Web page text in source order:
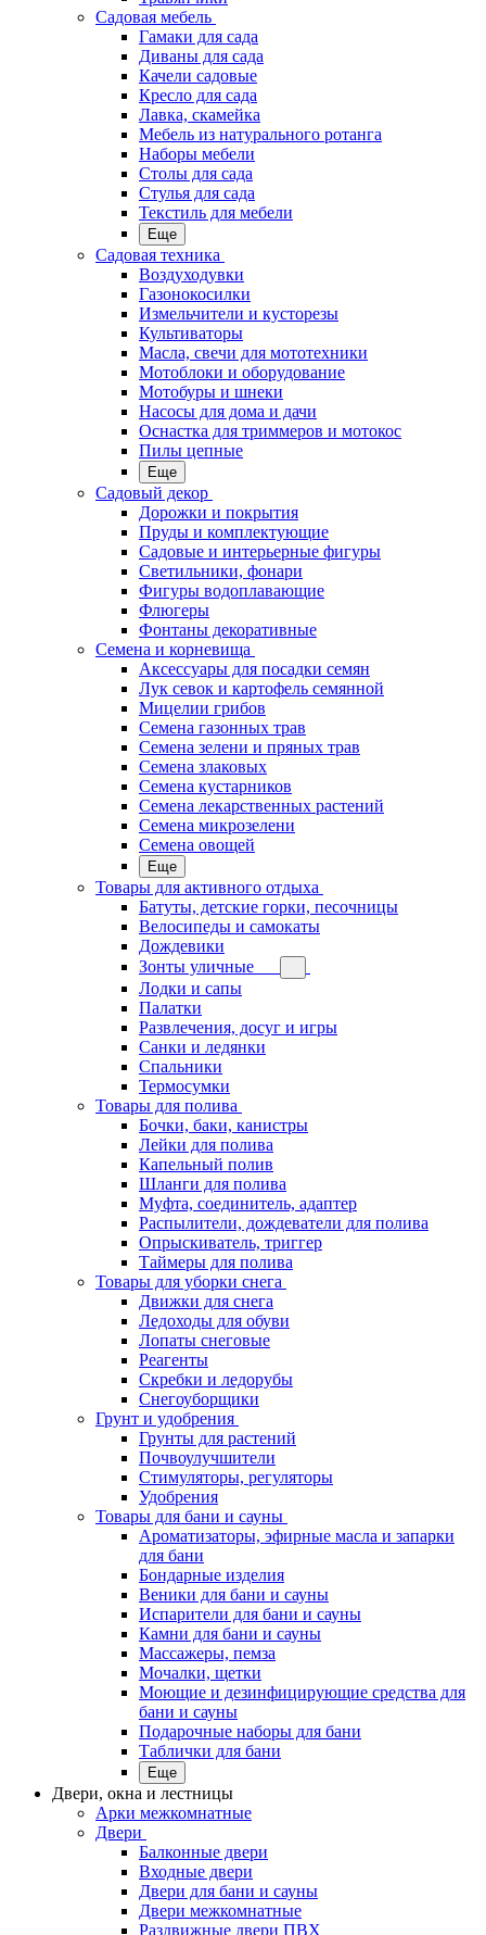
Садовая мебель
Гамаки для сада
Диваны для сада
Качели садовые
Кресло для сада
Лавка, скамейка
Мебель из натурального ротанга
Наборы мебели
Столы для сада
Стулья для сада
Текстиль для мебели
Еще
Садовая техника
Воздуходувки
Газонокосилки
Измельчители и кусторезы
Культиваторы
Масла, свечи для мототехники
Мотоблоки и оборудование
Мотобуры и шнеки
Насосы для дома и дачи
Оснастка для триммеров и мотокос
Пилы цепные
Еще
Садовый декор
Дорожки и покрытия
Пруды и комплектующие
Садовые и интерьерные фигуры
Светильники, фонари
Фигуры водоплавающие
Флюгеры
Фонтаны декоративные
Семена и корневища
Аксессуары для посадки семян
Лук севок и картофель семянной
Мицелии грибов
Семена газонных трав
Семена зелени и пряных трав
Семена злаковых
Семена кустарников
Семена лекарственных растений
Семена микрозелени
Семена овощей
Еще
Товары для активного отдыха
Батуты, детские горки, песочницы
Велосипеды и самокаты
Дождевики
Зонты уличные
Лодки и сапы
Палатки
Развлечения, досуг и игры
Санки и ледянки
Спальники
Термосумки
Товары для полива
Бочки, баки, канистры
Лейки для полива
Капельный полив
Шланги для полива
Муфта, соединитель, адаптер
Распылители, дождеватели для полива
Опрыскиватель, триггер
Таймеры для полива
Товары для уборки снега
Движки для снега
Ледоходы для обуви
Лопаты снеговые
Реагенты
Скребки и ледорубы
Снегоуборщики
Грунт и удобрения
Грунты для растений
Почвоулучшители
Стимуляторы, регуляторы
Удобрения
Товары для бани и сауны
Ароматизаторы, эфирные масла и запарки
для бани
Бондарные изделия
Веники для бани и сауны
Испарители для бани и сауны
Камни для бани и сауны
Массажеры, пемза
Мочалки, щетки
Моющие и дезинфицирующие средства для
бани и сауны
Подарочные наборы для бани
Таблички для бани
Еще
Двери, окна и лестницы
Арки межкомнатные
Двери
Балконные двери
Входные двери
Двери для бани и сауны
Двери межкомнатные
Раздвижные двери ПВХ